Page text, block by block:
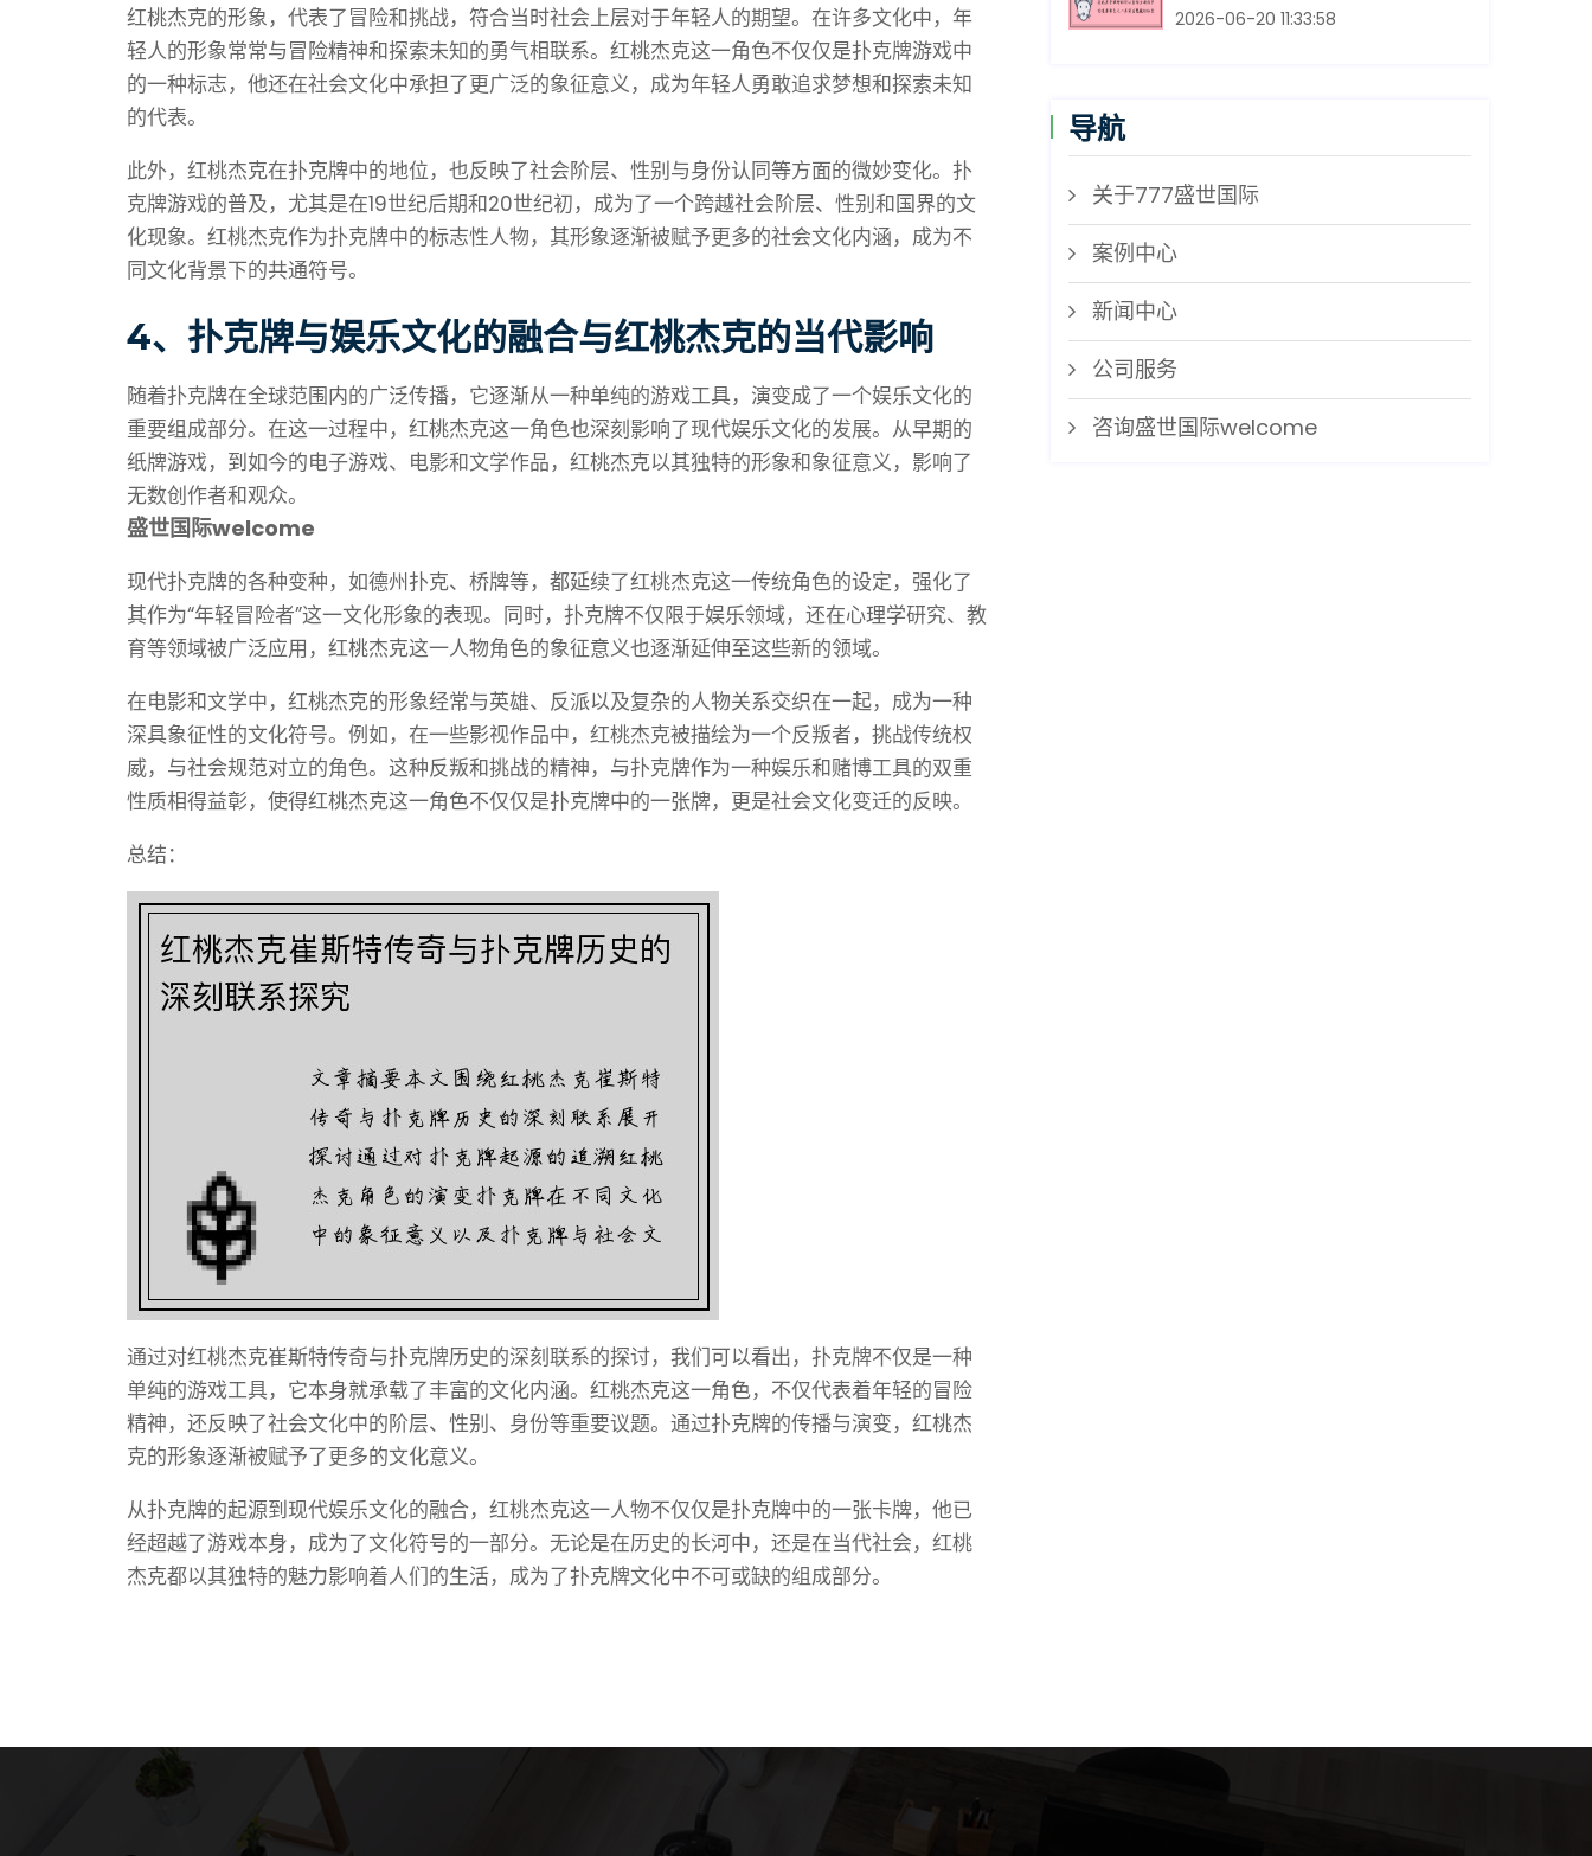
红桃杰克的形象，代表了冒险和挑战，符合当时社会上层对于年轻人的期望。在许多文化中，年
轻人的形象常常与冒险精神和探索未知的勇气相联系。红桃杰克这一角色不仅仅是扑克牌游戏中
的一种标志，他还在社会文化中承担了更广泛的象征意义，成为年轻人勇敢追求梦想和探索未知
的代表。
此外，红桃杰克在扑克牌中的地位，也反映了社会阶层、性别与身份认同等方面的微妙变化。扑
克牌游戏的普及，尤其是在19世纪后期和20世纪初，成为了一个跨越社会阶层、性别和国界的文
化现象。红桃杰克作为扑克牌中的标志性人物，其形象逐渐被赋予更多的社会文化内涵，成为不
同文化背景下的共通符号。
4、扑克牌与娱乐文化的融合与红桃杰克的当代影响
随着扑克牌在全球范围内的广泛传播，它逐渐从一种单纯的游戏工具，演变成了一个娱乐文化的
重要组成部分。在这一过程中，红桃杰克这一角色也深刻影响了现代娱乐文化的发展。从早期的
纸牌游戏，到如今的电子游戏、电影和文学作品，红桃杰克以其独特的形象和象征意义，影响了
无数创作者和观众。
盛世国际welcome
现代扑克牌的各种变种，如德州扑克、桥牌等，都延续了红桃杰克这一传统角色的设定，强化了
其作为“年轻冒险者”这一文化形象的表现。同时，扑克牌不仅限于娱乐领域，还在心理学研究、教
育等领域被广泛应用，红桃杰克这一人物角色的象征意义也逐渐延伸至这些新的领域。
在电影和文学中，红桃杰克的形象经常与英雄、反派以及复杂的人物关系交织在一起，成为一种
深具象征性的文化符号。例如，在一些影视作品中，红桃杰克被描绘为一个反叛者，挑战传统权
威，与社会规范对立的角色。这种反叛和挑战的精神，与扑克牌作为一种娱乐和赌博工具的双重
性质相得益彰，使得红桃杰克这一角色不仅仅是扑克牌中的一张牌，更是社会文化变迁的反映。
总结：
通过对红桃杰克崔斯特传奇与扑克牌历史的深刻联系的探讨，我们可以看出，扑克牌不仅是一种
单纯的游戏工具，它本身就承载了丰富的文化内涵。红桃杰克这一角色，不仅代表着年轻的冒险
精神，还反映了社会文化中的阶层、性别、身份等重要议题。通过扑克牌的传播与演变，红桃杰
克的形象逐渐被赋予了更多的文化意义。
从扑克牌的起源到现代娱乐文化的融合，红桃杰克这一人物不仅仅是扑克牌中的一张卡牌，他已
经超越了游戏本身，成为了文化符号的一部分。无论是在历史的长河中，还是在当代社会，红桃
杰克都以其独特的魅力影响着人们的生活，成为了扑克牌文化中不可或缺的组成部分。
2026-06-20 11:33:58
导航
关于777盛世国际
案例中心
新闻中心
公司服务
咨询盛世国际welcome